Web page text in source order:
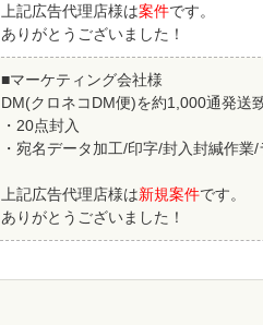
上記広告代理店様は案件です。
ありがとうございました！
■マーケティング会社様
DM(クロネコDM便)を約1,000通発送
・20点封入
・宛名データ加工/印字/封入封緘作
上記広告代理店様は新規案件です。
ありがとうございました！